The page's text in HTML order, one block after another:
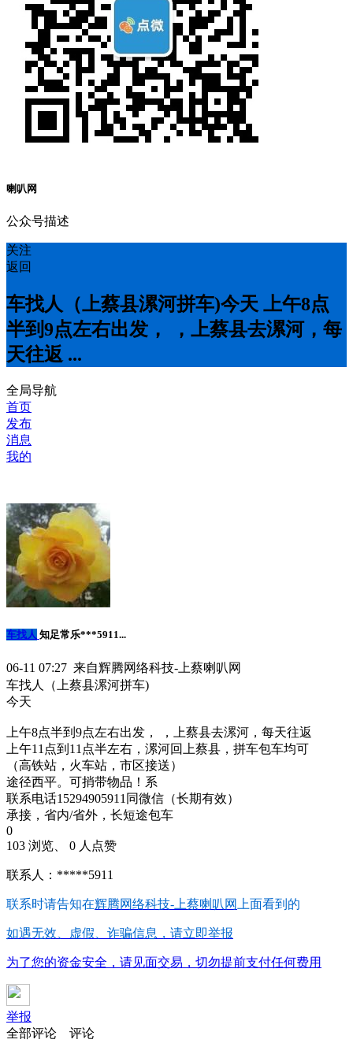
喇叭网
公众号描述
关注
返回
车找人（上蔡县漯河拼车)今天 上午8点
半到9点左右出发， ，上蔡县去漯河，每
天往返 ...
全局导航
首页
发布
消息
我的
车找人 知足常乐***5911...
06-11 07:27 来自辉腾网络科技-上蔡喇叭网
车找人（上蔡县漯河拼车)
今天
上午8点半到9点左右出发， ，上蔡县去漯河，每天往返
上午11点到11点半左右，漯河回上蔡县，拼车包车均可
（高铁站，火车站，市区接送）
途径西平。可捎带物品！系
联系电话15294905911同微信（长期有效）
承接，省内/省外，长短途包车
0
103 浏览、 0 人点赞
联系人：*****5911
联系时请告知在辉腾网络科技-上蔡喇叭网 上面看到的
如遇无效、虚假、诈骗信息，请立即举报
为了您的资金安全，请见面交易，切勿提前支付任何费用
举报
全部评论
评论